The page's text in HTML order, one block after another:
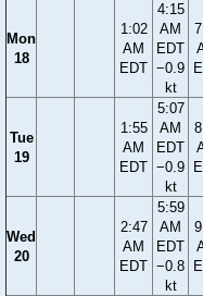
Mon
18
1:02
AM
EDT
4:15
AM
EDT
−0.9
kt
Tue
19
1:55
AM
EDT
5:07
AM
EDT
−0.9
kt
Wed
20
2:47
AM
EDT
5:59
AM
EDT
−0.8
kt